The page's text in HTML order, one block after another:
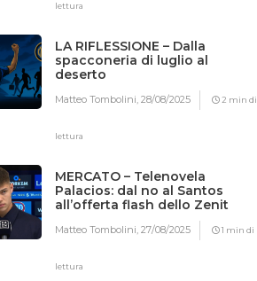
lettura
LA RIFLESSIONE – Dalla
spacconeria di luglio al
deserto
Matteo Tombolini,28/08/2025 2 min di
lettura
MERCATO – Telenovela
Palacios: dal no al Santos
all’offerta flash dello Zenit
Matteo Tombolini,27/08/2025 1 min di
lettura